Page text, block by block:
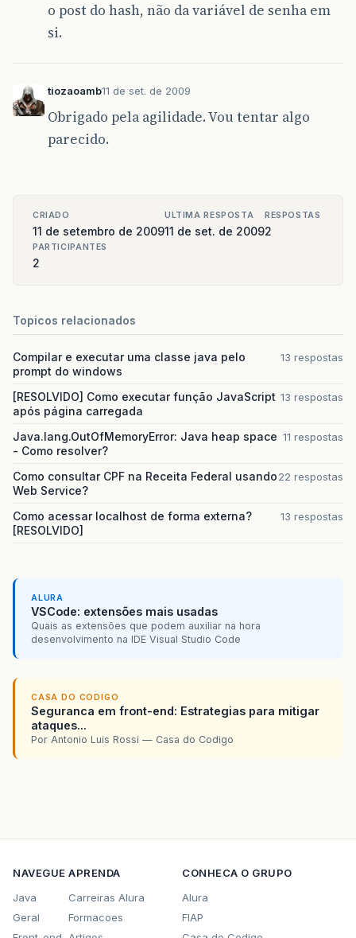
o post do hash, não da variável de senha em
si.
tiozaoamb11 de set. de 2009
Obrigado pela agilidade. Vou tentar algo
parecido.
CRIADO
11 de setembro de 2009
ULTIMA RESPOSTA
11 de set. de 2009
RESPOSTAS
2
PARTICIPANTES
2
Topicos relacionados
Compilar e executar uma classe java pelo
prompt do windows
13 respostas
[RESOLVIDO] Como executar função JavaScript
após página carregada
13 respostas
Java.lang.OutOfMemoryError: Java heap space
- Como resolver?
11 respostas
Como consultar CPF na Receita Federal usando
Web Service?
22 respostas
Como acessar localhost de forma externa?
[RESOLVIDO]
13 respostas
ALURA
VSCode: extensões mais usadas
Quais as extensões que podem auxiliar na hora
desenvolvimento na IDE Visual Studio Code
CASA DO CODIGO
Seguranca em front-end: Estrategias para mitigar
ataques...
Por Antonio Luis Rossi — Casa do Codigo
NAVEGUE
Java
Geral
APRENDA
Carreiras Alura
Formacoes
CONHECA O GRUPO
Alura
FIAP